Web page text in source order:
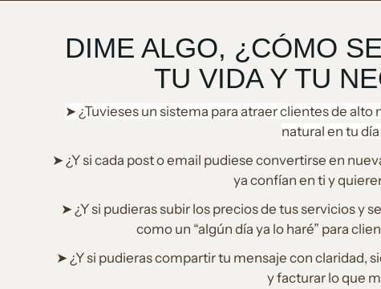
DIME ALGO, ¿CÓMO
TU VIDA Y TU
➤ ¿Tuvieses un sistema para atraer clientes de alto
natural en tu día
➤ ¿Y si cada post o email pudiese convertirse en
ya confían en ti y
➤ ¿Y si pudieras subir los precios de tus servicios y
como un “algún día ya lo haré” para
➤ ¿Y si pudieras compartir tu mensaje con claridad,
y facturar lo que